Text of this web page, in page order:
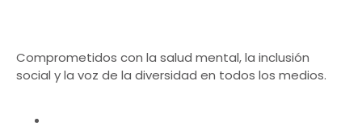
Comprometidos con la salud mental, la inclusión
social y la voz de la diversidad en todos los medios.